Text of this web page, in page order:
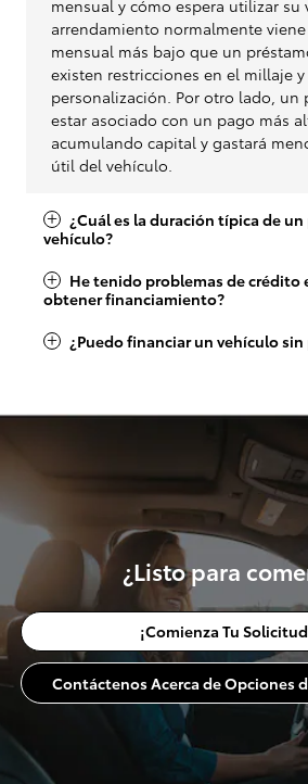
mensual y cómo espera utilizar su
arrendamiento normalmente
mensual más bajo que un
existen restricciones en el millaje y
personalización. Por otro lado, un
estar asociado con un pago más
acumulando capital y gastará
útil del vehículo.
¿Cuál es la duración típica de
vehículo?
He tenido problemas de crédito
obtener financiamiento?
¿Puedo financiar un vehículo
¿Listo para
¡Comienza Tu
Contáctenos Acerca de Opciones